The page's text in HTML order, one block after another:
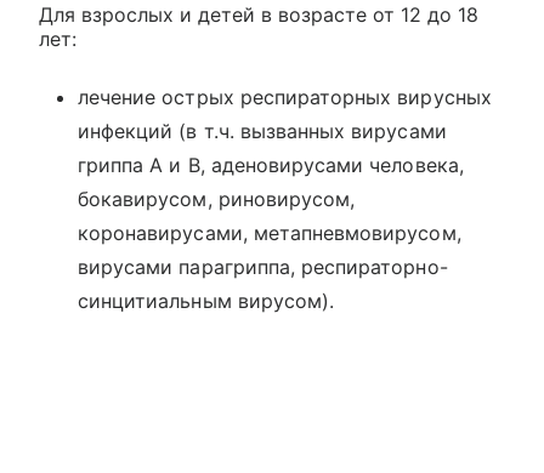
Для взрослых и детей в возрасте от 12 до 18
лет:
лечение острых респираторных вирусных
инфекций (в т.ч. вызванных вирусами
гриппа А и В, аденовирусами человека,
бокавирусом, риновирусом,
коронавирусами, метапневмовирусом,
вирусами парагриппа, респираторно-
синцитиальным вирусом).